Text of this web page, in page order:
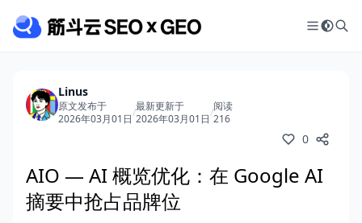
Linus
原文发布于
2026年03月01日/最新更新于
2026年03月01日/阅读
216
0
AIO — AI 概览优化：在 Google AI
摘要中抢占品牌位